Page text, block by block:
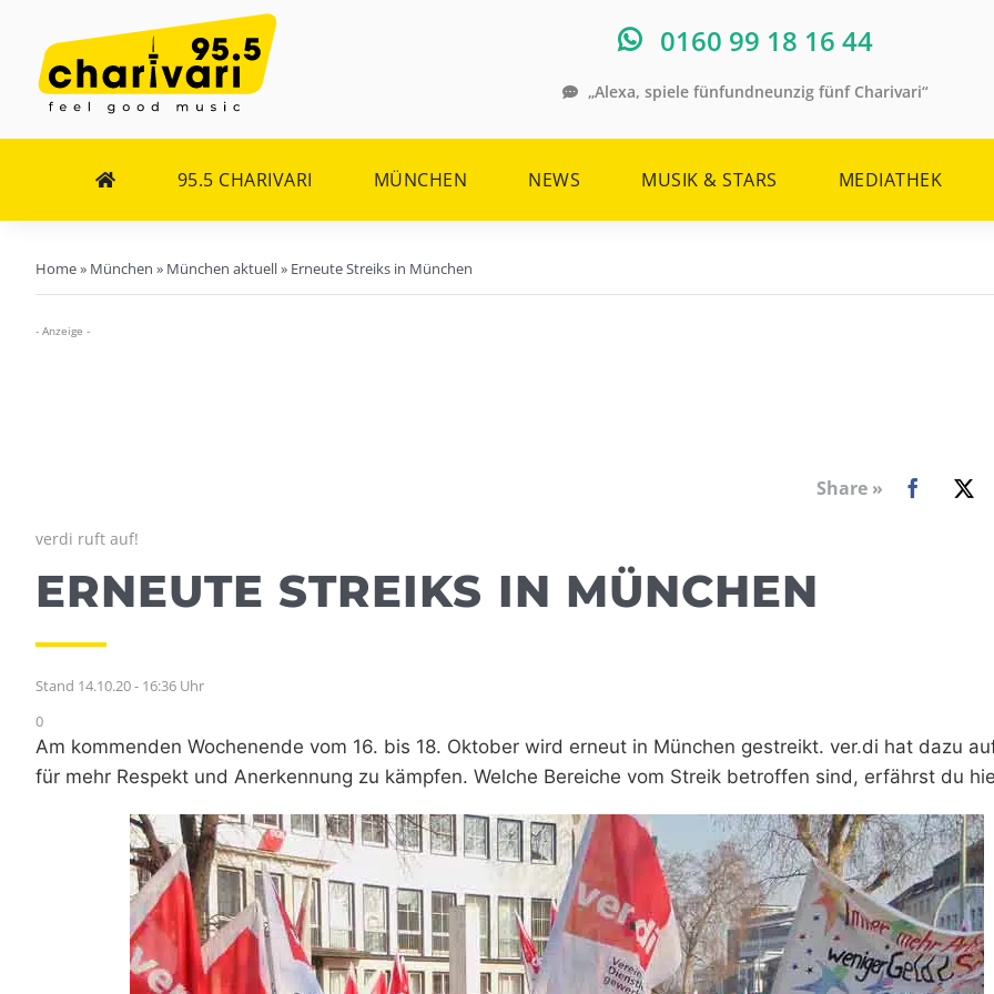
Inhalt
springen
0160 99 18 16 44
„Alexa, spiele fünfundneunzig fünf Charivari“
95.5 CHARIVARI MÜNCHEN NEWS MUSIK & STARS MEDIATHEK
Home» München » München aktuell» Erneute Streiks in München
- Anzeige -
Share »
verdi ruft auf!
ERNEUTE STREIKS IN MÜNCHEN
Stand 14.10.20 - 16:36 Uhr
0
Am kommenden Wochenende vom 16. bis 18. Oktober wird erneut in München gestreikt. ver.di hat dazu
für mehr Respekt und Anerkennung zu kämpfen. Welche Bereiche vom Streik betroffen sind, erfährst du